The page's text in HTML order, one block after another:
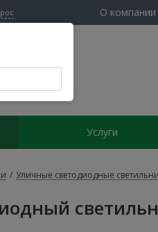
О компании
Услуги
/ Уличные светодиодные